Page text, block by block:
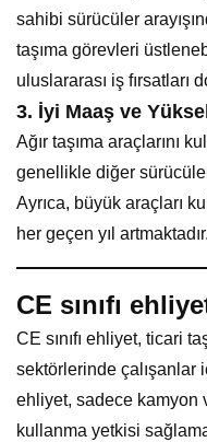
sahibi sürücüler
taşıma görevleri
uluslararası iş fırsatları
3. İyi Maaş ve
Ağır taşıma araçlarını
genellikle diğer
Ayrıca, büyük araçları
her geçen yıl artmaktadır.
CE sınıfı
CE sınıfı ehliyet, ticari
sektörlerinde çalışanlar
ehliyet, sadece kamyon
kullanma yetkisi